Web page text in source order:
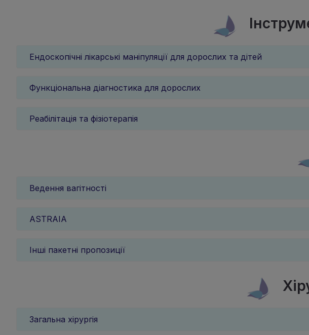
Ендоскопічні лікарські маніпуляції для дорослих та дітей
Функціональна діагностика для дорослих
Реабілітація та фізіотерапія
Ведення вагітності
ASTRAIA
Інші пакетні пропозиції
Загальна хірургія